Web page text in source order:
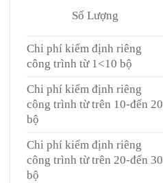
Số Lượng
Chi phí kiểm định riêng
công trình từ 1<10 bộ
Chi phí kiểm định riêng
công trình từ trên 10-đến 20
bộ
Chi phí kiểm định riêng
công trình từ trên 20-đến 30
bộ